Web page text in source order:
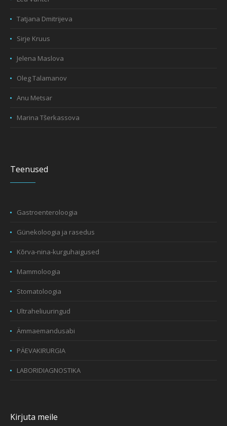
Tatjana Dmitrijeva
Sirje Kruus
Jelena Maslova
Oleg Talamanov
Anu Metsar
Marina Tšerkassova
Teenused
Gastroenteroloogia
Günekoloogia ja rasedus
Kõrva-nina-kurguhaigused
Mammoloogia
Stomatoloogia
Ultraheliuuringud
Ämmaemandusabi
PÄEVAKIRURGIA
LABORIDIAGNOSTIKA
Kirjuta meile